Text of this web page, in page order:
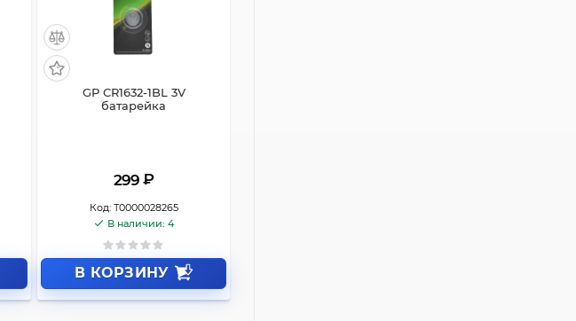
GP CR1632-1BL 3V
батарейка
299 ₽
Код: Т0000028265
В наличии: 4
В КОРЗИНУ